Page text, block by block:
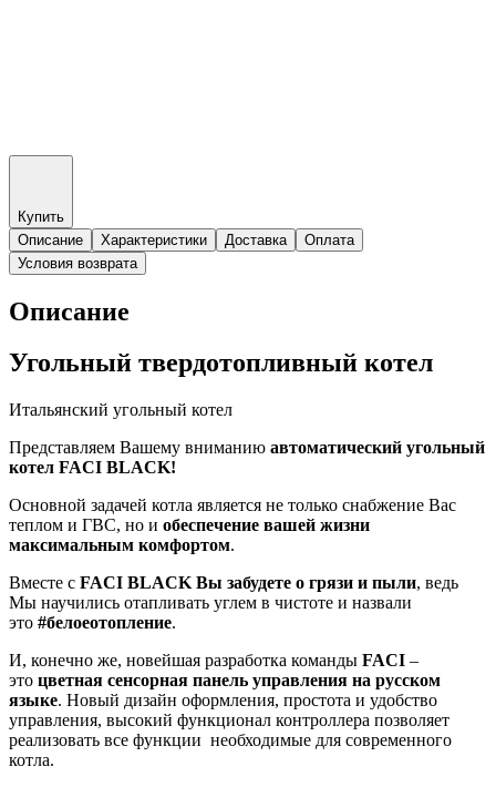
Купить
Описание
Характеристики Доставка
Оплата
Условия возврата
Описание
Угольный твердотопливный котел
Итальянский угольный котел
Представляем Вашему вниманию автоматический угольный
котел FACI BLACK!
Основной задачей котла является не только снабжение Вас
теплом и ГВС, но и обеспечение вашей жизни
максимальным комфортом.
Вместе с FACI BLACK Вы забудете о грязи и пыли, ведь
Мы научились отапливать углем в чистоте и назвали
это #белоеотопление.
И, конечно же, новейшая разработка команды FACI –
это цветная сенсорная панель управления на русском
языке. Новый дизайн оформления, простота и удобство
управления, высокий функционал контроллера позволяет
реализовать все функции необходимые для современного
котла.